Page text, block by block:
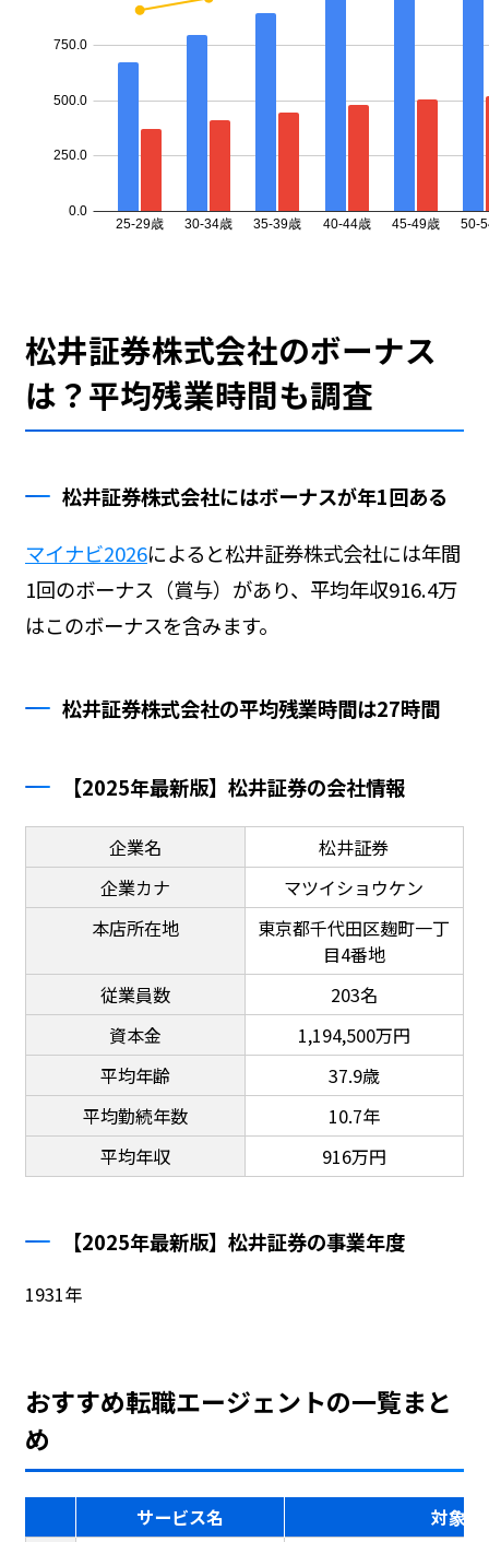
松井証券株式会社のボーナス
は？平均残業時間も調査
松井証券株式会社にはボーナスが年1回ある
マイナビ2026によると松井証券株式会社には年間
1回のボーナス（賞与）があり、平均年収916.4万
はこのボーナスを含みます。
松井証券株式会社の平均残業時間は27時間
【2025年最新版】松井証券の会社情報
企業名
松井証券
企業カナ
マツイショウケン
本店所在地
東京都千代田区麹町一丁
目4番地
従業員数
203名
資本金
1,194,500万円
平均年齢
37.9歳
平均勤続年数
10.7年
平均年収
916万円
【2025年最新版】松井証券の事業年度
1931年
おすすめ転職エージェントの一覧まと
め
サービス名
対象